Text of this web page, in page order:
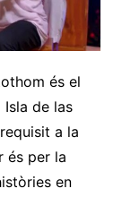
és el
Isla de las
a la
és per la
en